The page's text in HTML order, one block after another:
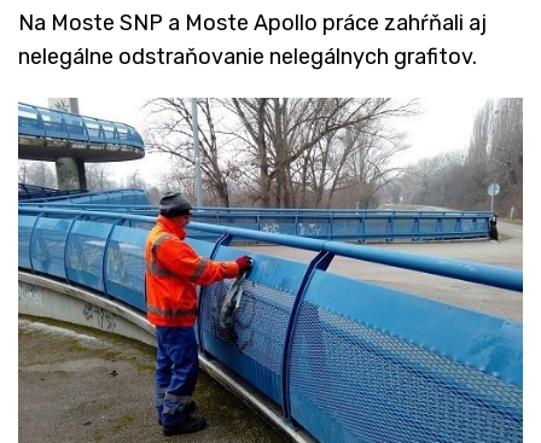
​Na Moste SNP a Moste Apollo práce zahŕňali aj
nelegálne odstraňovanie nelegálnych grafitov.